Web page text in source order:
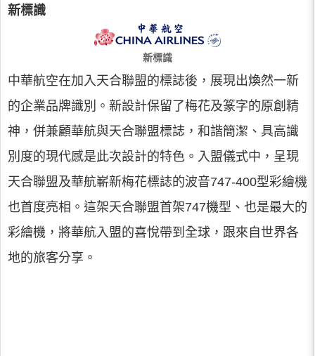
新標識
新標識
中華航空在加入天合聯盟的標誌後，展現出煥然一新
的企業品牌識別。新設計保留了梅花及篆字的原創精
神，併兼顧華航與天合聯盟標誌，和諧簡潔、具高識
別度的現代感是此次設計的特色。入盟儀式中，呈現
天合聯盟及華航嶄新梅花標誌的波音747-400型彩繪機
也首度亮相。這架天合聯盟首架747機型、也是最大的
彩繪機，將華航入盟的喜悅帶到全球，跟來自世界各
地的旅客分享。